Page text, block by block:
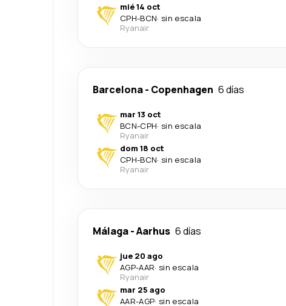
mié 14 oct
CPH-BCN· sin escala
Ryanair
Barcelona- Copenhagen 6 días
mar 13 oct
BCN-CPH· sin escala
Ryanair
dom 18 oct
CPH-BCN· sin escala
Ryanair
Málaga-Aarhus 6 días
jue 20 ago
AGP-AAR· sin escala
Ryanair
mar 25 ago
AAR-AGP· sin escala